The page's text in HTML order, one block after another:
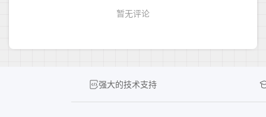
强大的技术支持